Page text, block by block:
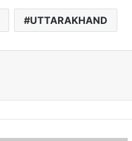
UTTARAKHAND